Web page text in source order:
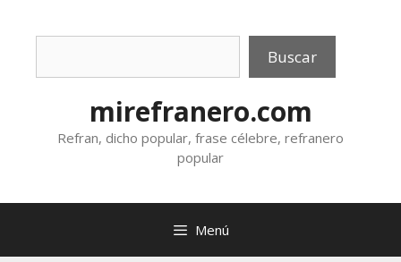
Buscar
mirefranero.com
Refran, dicho popular, frase célebre, refranero
popular
Menú